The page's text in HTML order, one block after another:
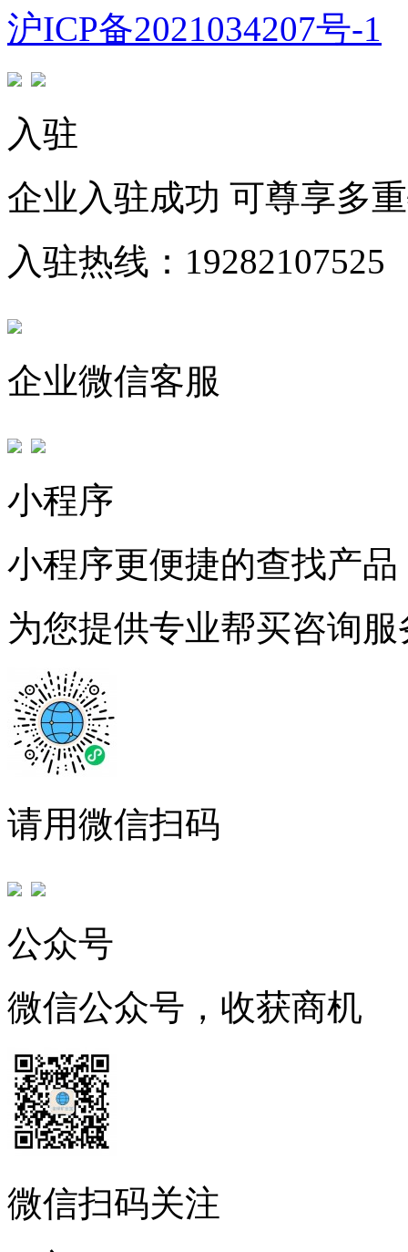
沪ICP备2021034207号-1
入驻
企业入驻成功 可尊享多
入驻热线：19282107525
企业微信客服
小程序
小程序更便捷的查找产品
为您提供专业帮买咨询服
请用微信扫码
公众号
微信公众号，收获商机
微信扫码关注